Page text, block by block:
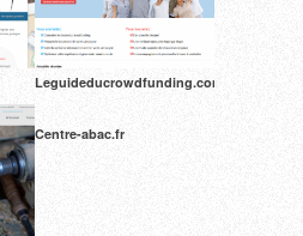
Leguideducrowdfunding.com
Centre-abac.fr